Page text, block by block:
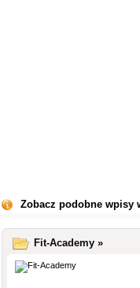
Zobacz podobne wpisy
Fit-Academy »